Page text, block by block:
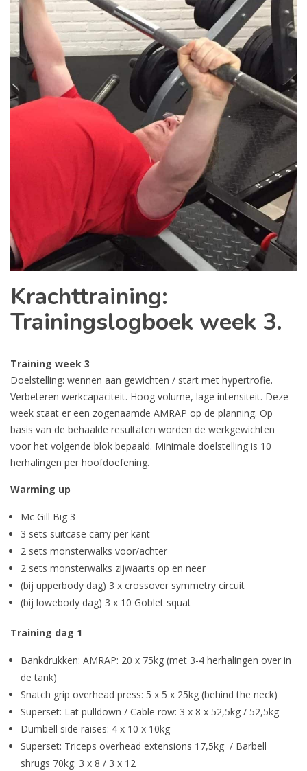
Krachttraining:
Trainingslogboek week 3.
Training week 3
Doelstelling: wennen aan gewichten / start met hypertrofie.
Verbeteren werkcapaciteit. Hoog volume, lage intensiteit. Deze
week staat er een zogenaamde AMRAP op de planning. Op
basis van de behaalde resultaten worden de werkgewichten
voor het volgende blok bepaald. Minimale doelstelling is 10
herhalingen per hoofdoefening.
Warming up
Mc Gill Big 3
3 sets suitcase carry per kant
2 sets monsterwalks voor/achter
2 sets monsterwalks zijwaarts op en neer
(bij upperbody dag) 3 x crossover symmetry circuit
(bij lowebody dag) 3 x 10 Goblet squat
Training dag 1
Bankdrukken: AMRAP: 20 x 75kg (met 3-4 herhalingen over in
de tank)
Snatch grip overhead press: 5 x 5 x 25kg (behind the neck)
Superset: Lat pulldown / Cable row: 3 x 8 x 52,5kg / 52,5kg
Dumbell side raises: 4 x 10 x 10kg
Superset: Triceps overhead extensions 17,5kg / Barbell
shrugs 70kg: 3 x 8 / 3 x 12